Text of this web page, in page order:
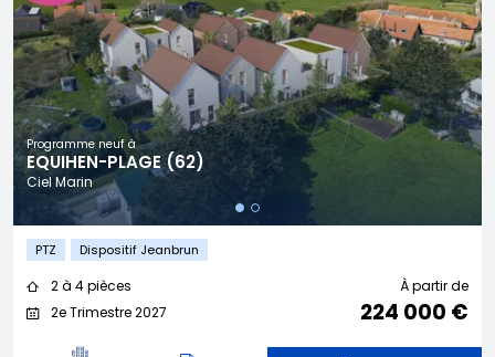
Programme neuf à
EQUIHEN-PLAGE (62)
Ciel Marin
PTZ Dispositif Jeanbrun
2 à 4 pièces
2e Trimestre 2027
À partir de
224 000 €